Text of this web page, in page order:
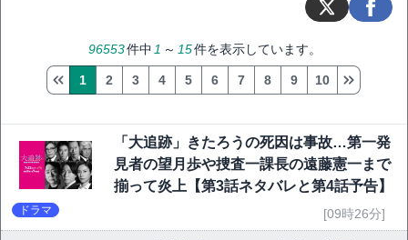
96553件中 1 ～ 15件を表示しています。
1 2 3 4 5 6 7 8 9 10
「大追跡」きたろうの死因は事故…第一発
見者の望月歩や捜査一課長の遠藤憲一まで
揃って炎上【第3話ネタバレと第4話予告】
ドラマ [09時26分]